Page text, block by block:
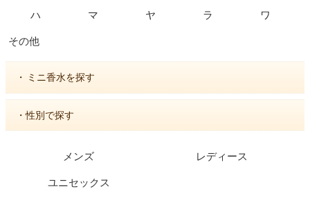
ハ マ ヤ ラ ワ
その他
・ ミニ香水を探す
・性別で探す
メンズ レディース
ユニセックス